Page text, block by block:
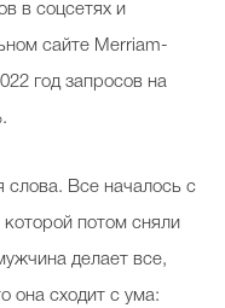
в соцсетях и
сайте Merriam-
год запросов на
слова. Все началось с
которой потом сняли
делает все,
она сходит с ума: